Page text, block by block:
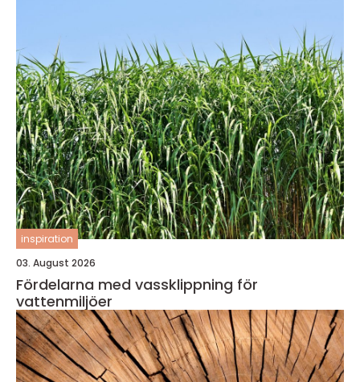
inspiration
03. August 2026
Fördelarna med vassklippning för
vattenmiljöer